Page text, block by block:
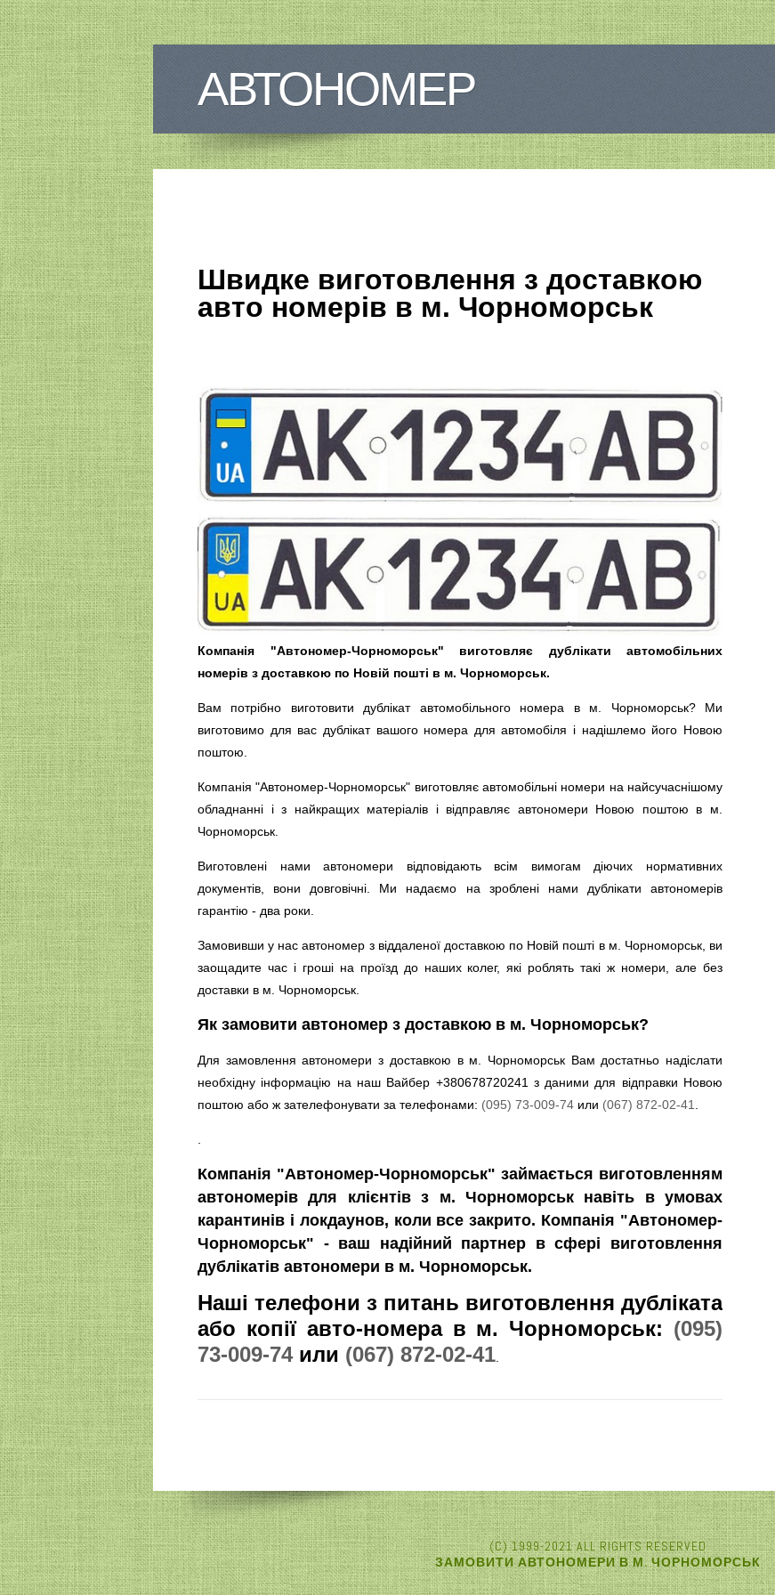
АВТОНОМЕР
Швидке виготовлення з доставкою
авто номерів в м. Чорноморськ
Компанія "Автономер-Чорноморськ" виготовляє дублікати автомобільних
номерів з доставкою по Новій пошті в м. Чорноморськ.
Вам потрібно виготовити дублікат автомобільного номера в м. Чорноморськ? Ми
виготовимо для вас дублікат вашого номера для автомобіля і надішлемо його Новою
поштою.
Компанія "Автономер-Чорноморськ" виготовляє автомобільні номери на найсучаснішому
обладнанні і з найкращих матеріалів і відправляє автономери Новою поштою в м.
Чорноморськ.
Виготовлені нами автономери відповідають всім вимогам діючих нормативних
документів, вони довговічні. Ми надаємо на зроблені нами дублікати автономерів
гарантію - два роки.
Замовивши у нас автономер з віддаленої доставкою по Новій пошті в м. Чорноморськ, ви
заощадите час і гроші на проїзд до наших колег, які роблять такі ж номери, але без
доставки в м. Чорноморськ.
Як замовити автономер з доставкою в м. Чорноморськ?
Для замовлення автономери з доставкою в м. Чорноморськ Вам достатньо надіслати
необхідну інформацію на наш Вайбер +380678720241 з даними для відправки Новою
поштою або ж зателефонувати за телефонами: (095) 73-009-74 или (067) 872-02-41
Компанія "Автономер-Чорноморськ" займається виготовленням
автономерів для клієнтів з м. Чорноморськ навіть в умовах
карантинів і локдаунов, коли все закрито. Компанія "Автономер-
Чорноморськ" - ваш надійний партнер в сфері виготовлення
дублікатів автономери в м. Чорноморськ.
Наші телефони з питань виготовлення дубліката
або копії авто-номера в м. Чорноморськ: (095)
73-009-74или (067) 872-02-41
(C) 1999-2021 ALL RIGHTS RESERVED
ЗАМОВИТИ АВТОНОМЕРИ В М. ЧОРНОМОРСЬК